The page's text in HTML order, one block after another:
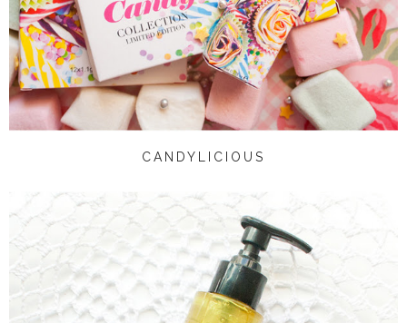
CANDYLICIOUS